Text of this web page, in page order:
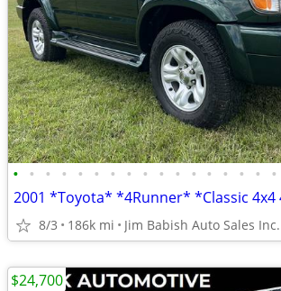
• • • • • • • • • • • • • • • • •
8/3 186k mi Jim Babish Auto Sales Inc.
$24,700